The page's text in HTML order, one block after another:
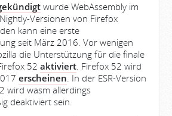
wurde WebAssembly im
Versionen von Firefox
kann eine erste
seit März 2016. Vor wenigen
die Unterstützung für die finale
52 aktiviert. Firefox 52 wird
erscheinen. In der ESR-Version
wird wasm allerdings
deaktiviert sein.